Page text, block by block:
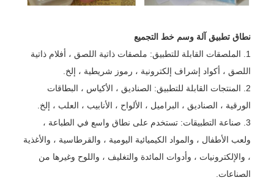
نطاق تطبيق آلة وسم خط التجميع
1. الملصقات القابلة للتطبيق: ملصقات ذاتية اللصق ، أفلام ذاتية
اللصق ، أكواد إشراف إلكترونية ، رموز شريطية ، إلخ.
2. المنتجات القابلة للتطبيق: الصناديق ، الأكياس ، البطاقات
الورقية ، الصناديق ، البراميل ، الألواح ، الأنابيب ، العلب ، إلخ.
3. صناعة التطبيقات: تستخدم على نطاق واسع في الطباعة ،
ولعب الأطفال ، والمواد الكيميائية اليومية ، والقرطاسية ، والأغذية
، والإلكترونيات ، وأدوات المائدة والتغليف ، واللوح وغيرها من
الصناعات.